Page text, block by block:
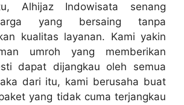
Alhijaz Indowisata senang
yang bersaing tanpa
kualitas layanan. Kami yakin
umroh yang memberikan
dapat dijangkau oleh semua
dari itu, kami berusaha buat
yang tidak cuma terjangkau